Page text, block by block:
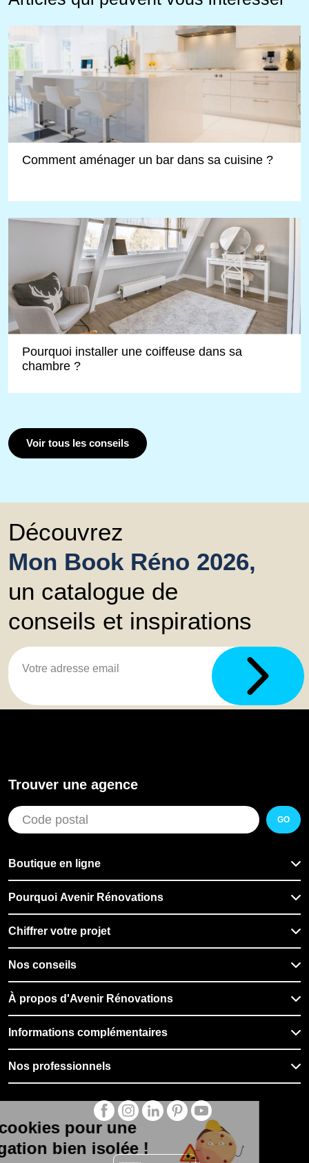
Comment aménager un bar dans sa cuisine ?
Pourquoi installer une coiffeuse dans sa
chambre ?
Voir tous les conseils
Découvrez
Mon Book Réno 2026,
un catalogue de
conseils et inspirations
Trouver une agence
GO
Boutique en ligne
Pourquoi Avenir Rénovations
Chiffrer votre projet
Nos conseils
À propos d'Avenir Rénovations
Informations complémentaires
Nos professionnels